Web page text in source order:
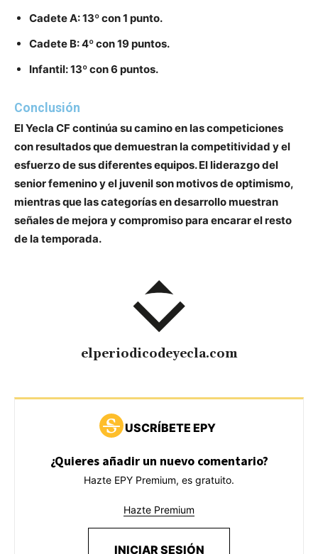
Cadete A:13º con 1 punto.
Cadete B:4º con 19 puntos.
Infantil:13º con 6 puntos.
Conclusión
El Yecla CF continúa su camino en las competiciones
con resultados que demuestran la competitividad y el
esfuerzo de sus diferentes equipos. El liderazgo del
senior femenino y el juvenil son motivos de optimismo,
mientras que las categorías en desarrollo muestran
señales de mejora y compromiso para encarar el resto
de la temporada.
elperiodicodeyecla.com
USCRÍBETE EPY
¿Quieres añadir un nuevo comentario?
Hazte EPY Premium, es gratuito.
Hazte Premium
INICIAR SESIÓN